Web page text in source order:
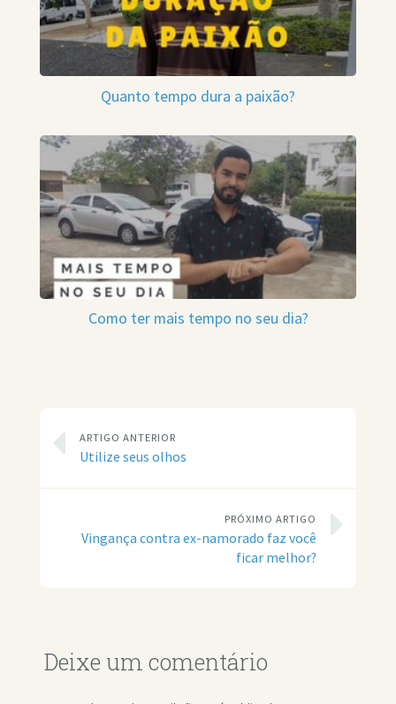
Quanto tempo dura a paixão?
Como ter mais tempo no seu dia?
ARTIGO ANTERIOR
Utilize seus olhos
PRÓXIMO ARTIGO
Vingança contra ex-namorado faz você
ficar melhor?
Deixe um comentário